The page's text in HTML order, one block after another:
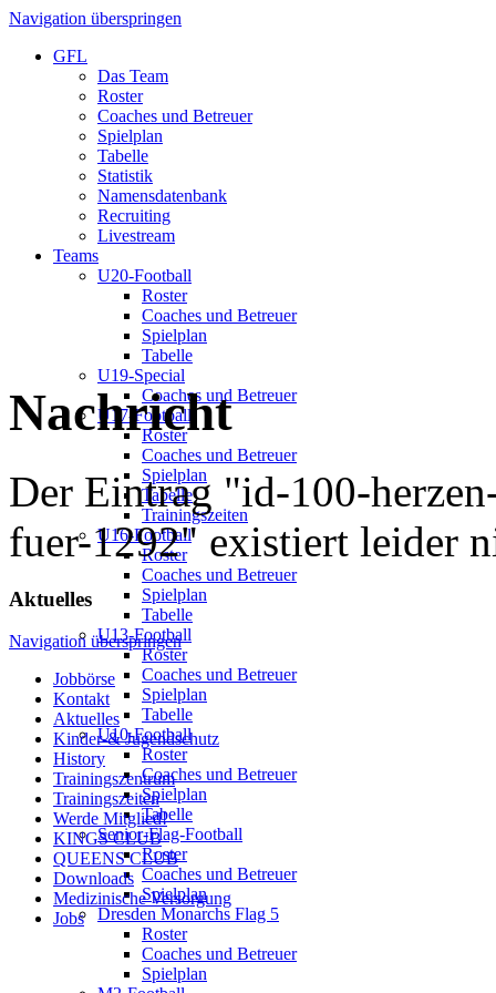
Navigation überspringen
GFL
Das Team
Roster
Coaches und Betreuer
Spielplan
Tabelle
Statistik
Namensdatenbank
Recruiting
Livestream
Teams
U20-Football
Roster
Coaches und Betreuer
Spielplan
Tabelle
U19-Special
Coaches und Betreuer
U17-Football
Roster
Coaches und Betreuer
Spielplan
Tabelle
Trainingszeiten
U16-Football
Roster
Coaches und Betreuer
Spielplan
Tabelle
U13-Football
Roster
Coaches und Betreuer
Spielplan
Tabelle
U10-Football
Roster
Coaches und Betreuer
Spielplan
Tabelle
Senior-Flag-Football
Roster
Coaches und Betreuer
Spielplan
Dresden Monarchs Flag 5
Roster
Coaches und Betreuer
Spielplan
Nachricht
Der Eintrag "id-100-
fuer-1292" existiert leider
Aktuelles
Navigation überspringen
Jobbörse
Kontakt
Aktuelles
Kinder-& Jugendschutz
History
Trainingszentrum
Trainingszeiten
Werde Mitglied!
KINGS CLUB
QUEENS CLUB
Downloads
Medizinische Versorgung
Jobs